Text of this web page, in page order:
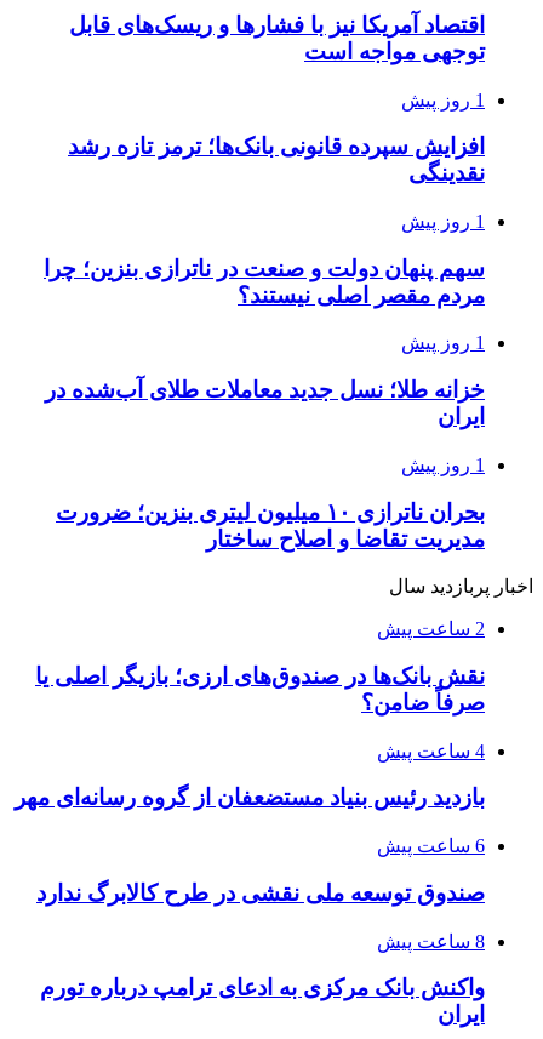
اقتصاد آمریکا نیز با فشارها و ریسک‌های قابل
توجهی مواجه است
1 روز پیش
افزایش سپرده قانونی بانک‌ها؛ ترمز تازه رشد
نقدینگی
1 روز پیش
سهم پنهان دولت و صنعت در ناترازی بنزین؛ چرا
مردم مقصر اصلی نیستند؟
1 روز پیش
خزانه طلا؛ نسل جدید معاملات طلای آب‌شده در
ایران
1 روز پیش
بحران ناترازی ۱۰ میلیون لیتری بنزین؛ ضرورت
مدیریت تقاضا و اصلاح ساختار
اخبار پربازدید سال
2 ساعت پیش
نقش بانک‌ها در صندوق‌های ارزی؛ بازیگر اصلی یا
صرفاً ضامن؟
4 ساعت پیش
بازدید رئیس بنیاد مستضعفان از گروه رسانه‌ای مهر
6 ساعت پیش
صندوق توسعه ملی نقشی در طرح کالابرگ ندارد
8 ساعت پیش
واکنش بانک مرکزی به ادعای ترامپ درباره تورم
ایران